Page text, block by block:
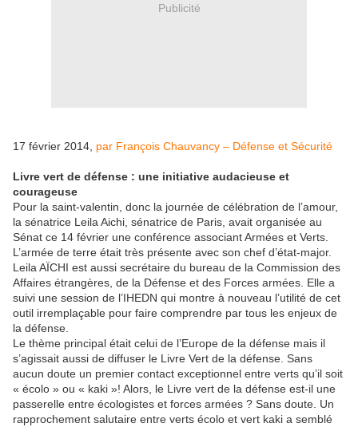
Publicité
17 février 2014, par François Chauvancy – Défense et Sécurité
Livre vert de défense : une initiative audacieuse et
courageuse
Pour la saint-valentin, donc la journée de célébration de l’amour,
la sénatrice Leila Aichi, sénatrice de Paris, avait organisée au
Sénat ce 14 février une conférence associant Armées et Verts.
L’armée de terre était très présente avec son chef d’état-major.
Leila AÏCHI est aussi secrétaire du bureau de la Commission des
Affaires étrangères, de la Défense et des Forces armées. Elle a
suivi une session de l’IHEDN qui montre à nouveau l’utilité de cet
outil irremplaçable pour faire comprendre par tous les enjeux de
la défense.
Le thème principal était celui de l’Europe de la défense mais il
s’agissait aussi de diffuser le Livre Vert de la défense. Sans
aucun doute un premier contact exceptionnel entre verts qu’il soit
« écolo » ou « kaki »! Alors, le Livre vert de la défense est-il une
passerelle entre écologistes et forces armées ? Sans doute. Un
rapprochement salutaire entre verts écolo et vert kaki a semblé